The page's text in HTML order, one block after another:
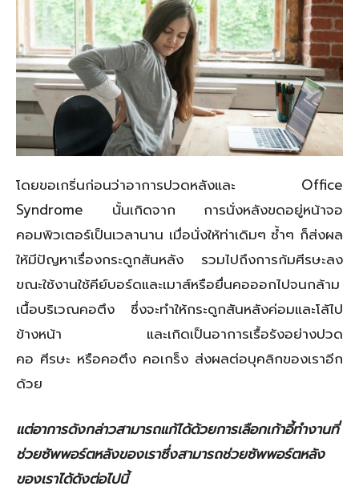
โดยขอเกริ่นก่อนว่าอาการปวดหลังและ Office
Syndrome นั้นเกิดจาก การนั่งหลังขดอยู่หน้าจอ
คอมพิวเตอร์เป็นเวลานาน เมื่อนั่งให้ท่าเดิมๆ ซ้ำๆ ก็ส่งผล
ให้มีปัญหาเรื่องกระดูกสันหลัง รวมไปถึงการก้มศีรษะลง
ขณะใช้งานใช้คีย์บอร์ดและเมาส์หรือยื่นคอออกไปจนกล้าม
เนื้อบริเวณคอตึง ซึ่งจะทำให้กระดูกสันหลังค่อมและโล้ไป
ข้างหน้า และเกิดเป็นอาการเรื้อรังอย่างปวด
คอ ศีรษะ หรือคอตึง คอเกร็ง ส่งผลต่อบุคลิกของเราอีก
ด้วย
แต่อาการดังกล่าวสามารถแก้ได้ด้วยการเลือกเก้าอี้ทำงานที่
ช่วยซัพพอร์ตหลังของเราซึ่งสามารถช่วยซัพพอร์ตหลัง
ของเราได้ดังต่อไปนี้